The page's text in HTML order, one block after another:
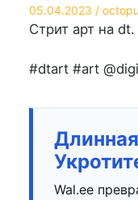
Опубликовано
на
05.04.2023 Автор
Стрит арт на dt.
#dtart #art
Wal.ee